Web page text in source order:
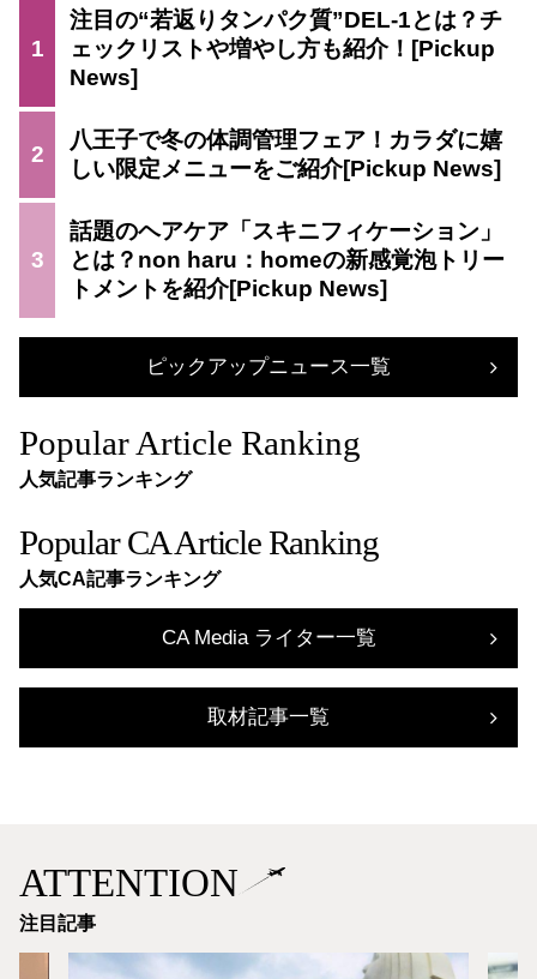
1
注目の“若返りタンパク質”DEL-1とは？チ
ェックリストや増やし方も紹介！
2
八王子で冬の体調管理フェア！カラダに嬉
しい限定メニューをご紹介
3
話題のヘアケア「スキニフィケーション」
とは？non haru：homeの新感覚泡トリー
トメントを紹介
ピックアップニュース一覧
Popular Article Ranking
人気記事ランキング
Popular CA Article Ranking
人気CA記事ランキング
CA Media ライター一覧
取材記事一覧
ATTENTION
注目記事